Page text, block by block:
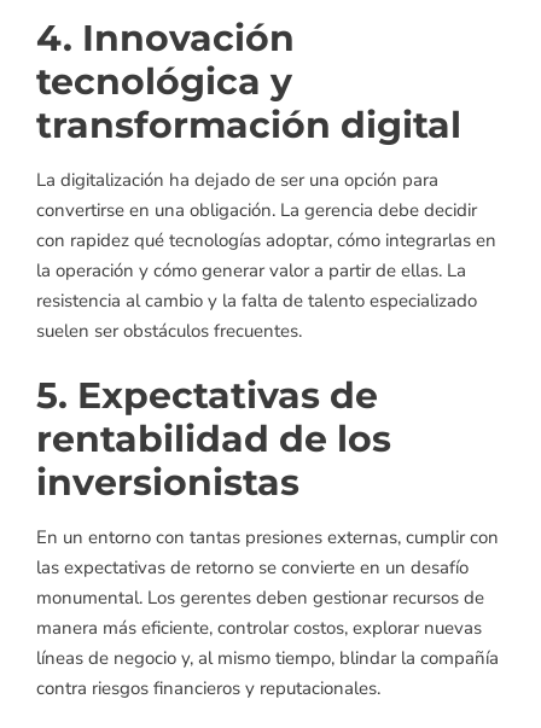
4. Innovación
tecnológica y
transformación digital
La digitalización ha dejado de ser una opción para
convertirse en una obligación. La gerencia debe decidir
con rapidez qué tecnologías adoptar, cómo integrarlas en
la operación y cómo generar valor a partir de ellas. La
resistencia al cambio y la falta de talento especializado
suelen ser obstáculos frecuentes.
5. Expectativas de
rentabilidad de los
inversionistas
En un entorno con tantas presiones externas, cumplir con
las expectativas de retorno se convierte en un desafío
monumental. Los gerentes deben gestionar recursos de
manera más eficiente, controlar costos, explorar nuevas
líneas de negocio y, al mismo tiempo, blindar la compañía
contra riesgos financieros y reputacionales.